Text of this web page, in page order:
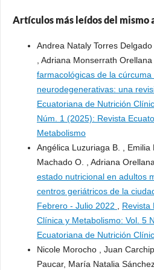
Artículos más leídos del mismo
Andrea Nataly Torres
, Adriana Monserrath
farmacológicas de la
neurodegenerativas: una
Ecuatoriana de Nutrición
Núm. 1 (2025): Revista
Metabolismo
Angélica Luzuriaga B. , Emilia
Machado O. , Adriana
estado nutricional en adultos
centros geriátricos de la
Febrero - Julio 2022 , Revista
Clínica y Metabolismo: Vol. 5
Ecuatoriana de Nutrición
Nicole Morocho , Juan
Paucar, María Natalia